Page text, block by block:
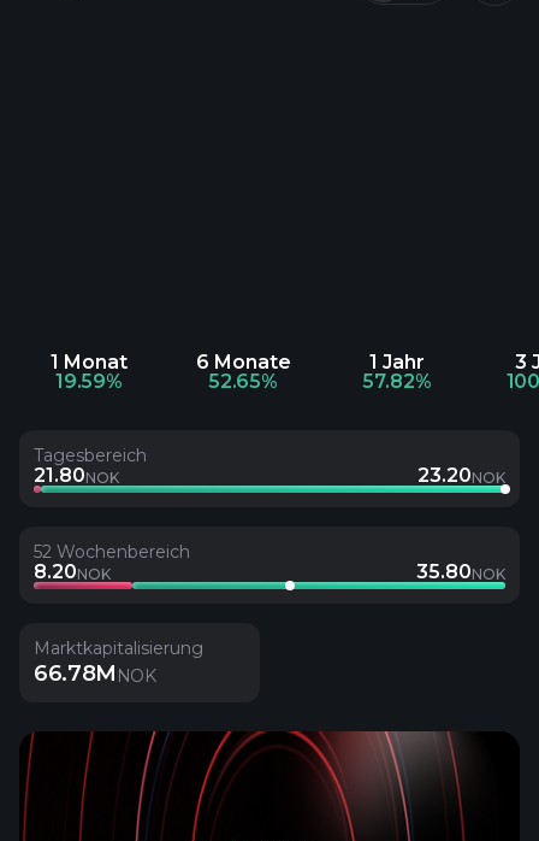
1 Monat
19.59%
6 Monate
52.65%
1 Jahr
57.82%
3
Tagesbereich
21.80NOK 23.20NOK
52 Wochenbereich
8.20NOK 35.80NOK
Marktkapitalisierung
66.78M NOK